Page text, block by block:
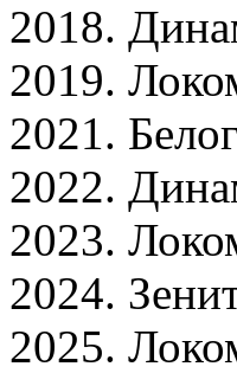
2018.
2019.
2021.
2022.
2023.
2024.
2025.